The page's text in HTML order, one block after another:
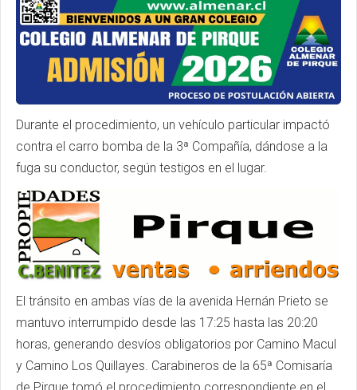
Durante el procedimiento, un vehículo particular impactó
contra el carro bomba de la 3ª Compañía, dándose a la
fuga su conductor, según testigos en el lugar.
El tránsito en ambas vías de la avenida Hernán Prieto se
mantuvo interrumpido desde las 17:25 hasta las 20:20
horas, generando desvíos obligatorios por Camino Macul
y Camino Los Quillayes. Carabineros de la 65ª Comisaría